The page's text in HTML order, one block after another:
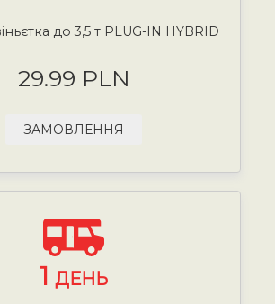
до 3,5 т PLUG-IN HYBRID
29.99 PLN
ЗАМОВЛЕННЯ
1 ДЕНЬ